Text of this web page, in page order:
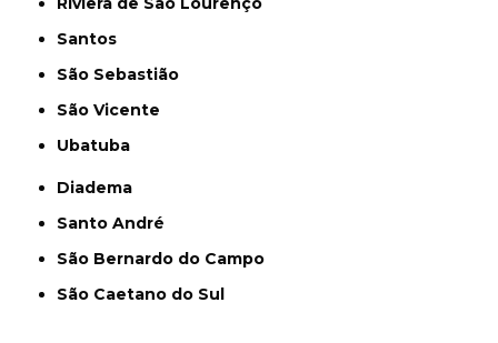
Santos
São Sebastião
São Vicente
Ubatuba
Diadema
Santo André
São Bernardo do Campo
São Caetano do Sul